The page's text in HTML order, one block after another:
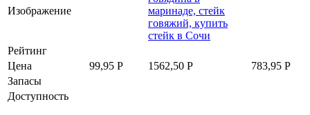
Изображение
Рейтинг
Цена
99,95 Р 1562,50 Р 783,95 Р
Запасы
Доступность